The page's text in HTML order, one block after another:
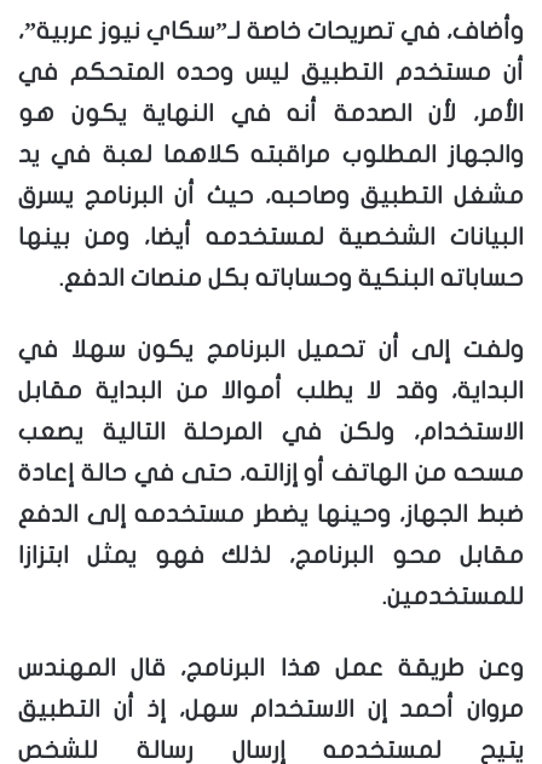
وأضاف، في تصريحات خاصة لـ”سكاي نيوز عربية”،
أن مستخدم التطبيق ليس وحده المتحكم في
الأمر، لأن الصدمة أنه في النهاية يكون هو
والجهاز المطلوب مراقبته كلاهما لعبة في يد
مشغل التطبيق وصاحبه، حيث أن البرنامج يسرق
البيانات الشخصية لمستخدمه أيضا، ومن بينها
حساباته البنكية وحساباته بكل منصات الدفع.
ولفت إلى أن تحميل البرنامج يكون سهلا في
البداية، وقد لا يطلب أموالا من البداية مقابل
الاستخدام، ولكن في المرحلة التالية يصعب
مسحه من الهاتف أو إزالته، حتى في حالة إعادة
ضبط الجهاز، وحينها يضطر مستخدمه إلى الدفع
مقابل محو البرنامج، لذلك فهو يمثل ابتزازا
للمستخدمين.
وعن طريقة عمل هذا البرنامج، قال المهندس
مروان أحمد إن الاستخدام سهل، إذ أن التطبيق
يتيح لمستخدمه إرسال رسالة للشخص